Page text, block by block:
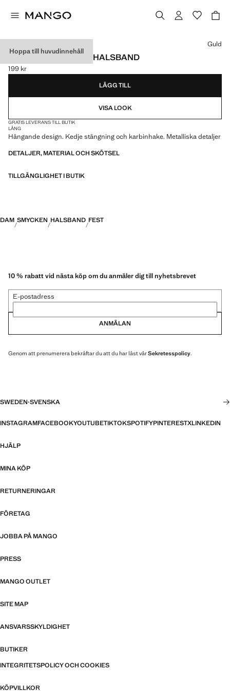
Hoppa till huvudinnehåll
METALLISKT HÄNGE HALSBAND
Gällande pris [199 kr ]
199 kr
Välj en färg
Guld
LÄGG TILL
VISA LOOK
GRATIS LEVERANS TILL BUTIK
LÅNG
Hängande design. Kedje stängning och karbinhake. Metalliska detaljer
DETALJER, MATERIAL OCH SKÖTSEL
TILLGÄNGLIGHET I BUTIK
DAM SMYCKEN HALSBAND FEST
10 % rabatt vid nästa köp om du anmäler dig till nyhetsbrevet
E-postadress
ANMÄLAN
Genom att prenumerera bekräftar du att du har läst vårSekretesspolicy.
SWEDEN·SVENSKA
INSTAGRAMFACEBOOKYOUTUBETIKTOKSPOTIFYPINTERESTXLINKEDIN
HJÄLP
MINA KÖP
RETURNERINGAR
FÖRETAG
JOBBA PÅ MANGO
PRESS
MANGO OUTLET
SITE MAP
ANSVARSSKYLDIGHET
BUTIKER
INTEGRITETSPOLICY OCH COOKIES
KÖPVILLKOR